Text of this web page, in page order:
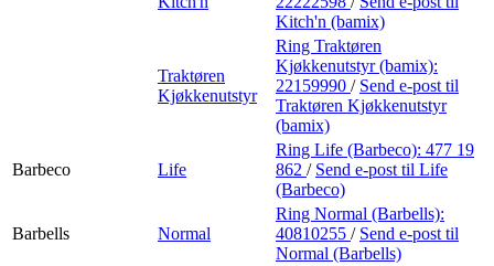
Kitch'n (bamix)
Traktøren
Kjøkkenutstyr
Ring Traktøren
Kjøkkenutstyr (bamix):
22159990 / Send e-post til
Traktøren Kjøkkenutstyr
(bamix)
Barbeco Life
Ring Life (Barbeco): 477 19
862 / Send e-post til Life
(Barbeco)
Barbells Normal
Ring Normal (Barbells):
40810255 / Send e-post til
Normal (Barbells)